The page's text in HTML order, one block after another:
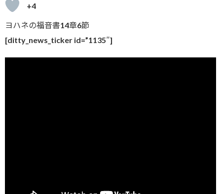
+4
ヨハネの福音書14章6節
[ditty_news_ticker id=”1135″]